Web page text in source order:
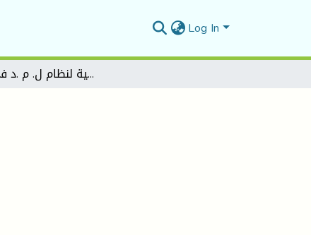
Log In
نظرة تقييمية لنظام ل. م .د في الجزائر